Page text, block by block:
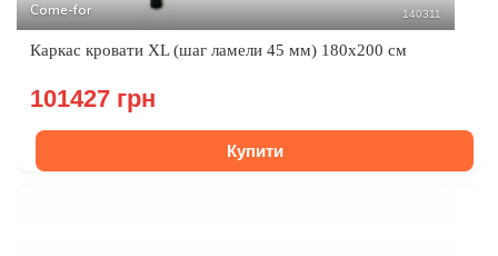
Come-for 140311
Каркас кровати XL (шаг ламели 45 мм) 180х200 см
101427 грн
Купити